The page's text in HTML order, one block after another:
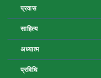
प्रवास
साहित्य
अध्यात्म
प्रविधि